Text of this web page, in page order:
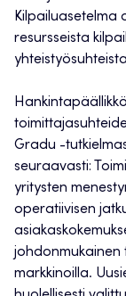
Kilpailuasetelma
resursseista
Gradu -
seuraavasti:
yritysten
operatiivisen
johdonmukainen
markkinoilla.